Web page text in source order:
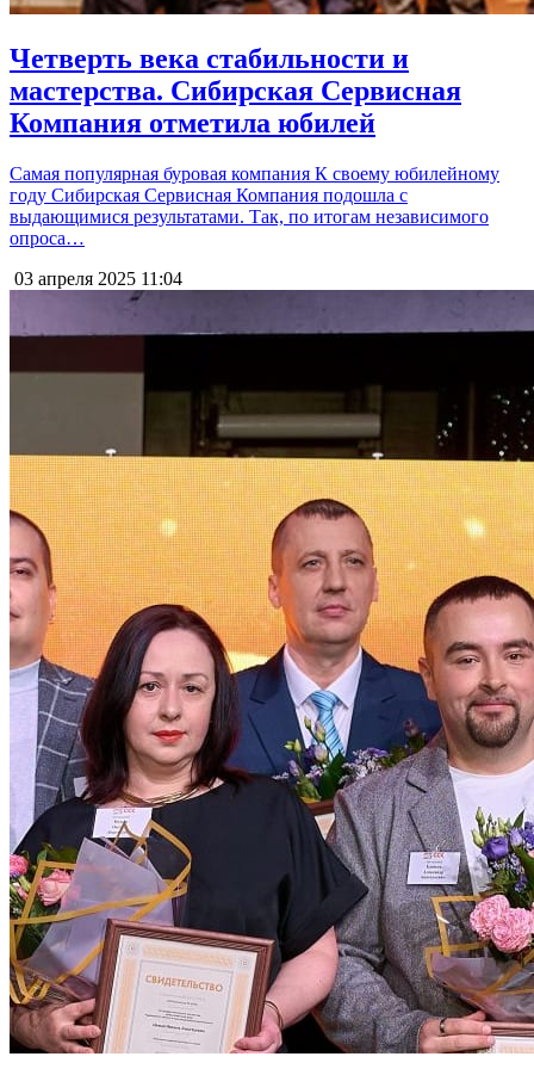
Четверть века стабильности и
мастерства. Сибирская Сервисная
Компания отметила юбилей
Самая популярная буровая компания К своему юбилейному
году Сибирская Сервисная Компания подошла с
выдающимися результатами. Так, по итогам независимого
опроса…
03 апреля 2025 11:04